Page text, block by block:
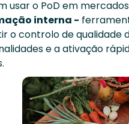
usar o PoD em
interna -
o controlo de qualidade
e a ativação